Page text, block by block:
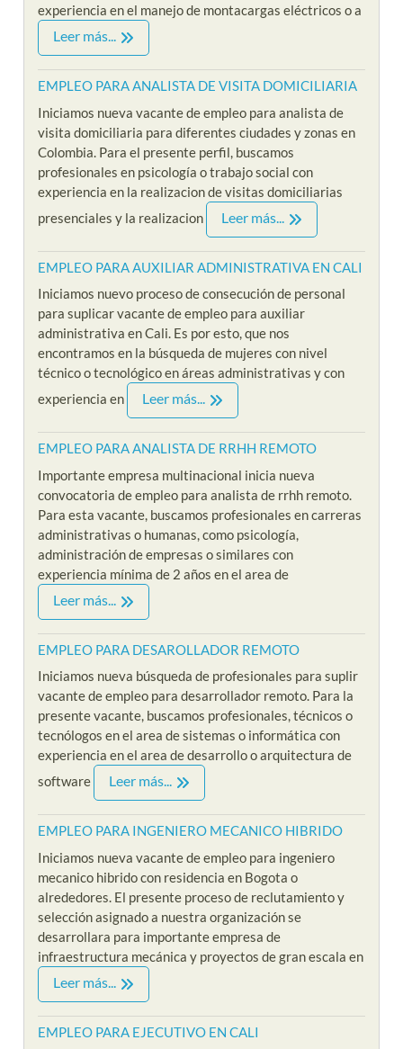
experiencia en el manejo de montacargas eléctricos o a
Leer más...
EMPLEO PARA ANALISTA DE VISITA DOMICILIARIA
Iniciamos nueva vacante de empleo para analista de
visita domiciliaria para diferentes ciudades y zonas en
Colombia. Para el presente perfil, buscamos
profesionales en psicología o trabajo social con
experiencia en la realizacion de visitas domiciliarias
presenciales y la realizacion
Leer más...
EMPLEO PARA AUXILIAR ADMINISTRATIVA EN CALI
Iniciamos nuevo proceso de consecución de personal
para suplicar vacante de empleo para auxiliar
administrativa en Cali. Es por esto, que nos
encontramos en la búsqueda de mujeres con nivel
técnico o tecnológico en áreas administrativas y con
experiencia en
Leer más...
EMPLEO PARA ANALISTA DE RRHH REMOTO
Importante empresa multinacional inicia nueva
convocatoria de empleo para analista de rrhh remoto.
Para esta vacante, buscamos profesionales en carreras
administrativas o humanas, como psicología,
administración de empresas o similares con
experiencia mínima de 2 años en el area de
Leer más...
EMPLEO PARA DESAROLLADOR REMOTO
Iniciamos nueva búsqueda de profesionales para suplir
vacante de empleo para desarrollador remoto. Para la
presente vacante, buscamos profesionales, técnicos o
tecnólogos en el area de sistemas o informática con
experiencia en el area de desarrollo o arquitectura de
software
Leer más...
EMPLEO PARA INGENIERO MECANICO HIBRIDO
Iniciamos nueva vacante de empleo para ingeniero
mecanico hibrido con residencia en Bogota o
alrededores. El presente proceso de reclutamiento y
selección asignado a nuestra organización se
desarrollara para importante empresa de
infraestructura mecánica y proyectos de gran escala en
Leer más...
EMPLEO PARA EJECUTIVO EN CALI